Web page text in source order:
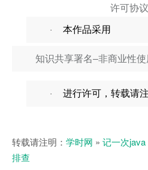
· 本作品采用
知识共享署名–非商业性使
· 进行许可，转载请
转载请注明： 学时网 » 记一次
排查